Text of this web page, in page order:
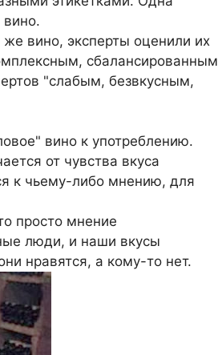
вино, эксперты оценили их
сбалансированным
"слабым, безвкусным,
вино к употреблению.
от чувства вкуса
к чьему-либо мнению, для
просто мнение
люди, и наши вкусы
нравятся, а кому-то нет.